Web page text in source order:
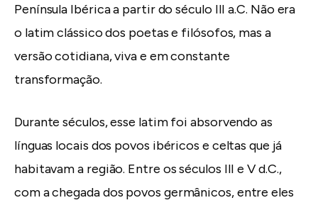
Península Ibérica a partir do século III a.C. Não era
o latim clássico dos poetas e filósofos, mas a
versão cotidiana, viva e em constante
transformação.
Durante séculos, esse latim foi absorvendo as
línguas locais dos povos ibéricos e celtas que já
habitavam a região. Entre os séculos III e V d.C.,
com a chegada dos povos germânicos, entre eles